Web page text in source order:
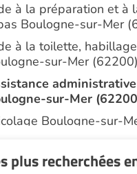
à la préparation et à
Boulogne-sur-Mer
à la toilette,
sur-Mer (62200)
sur-Mer
Boulogne-sur-
Boulogne-sur-
plus recherchées